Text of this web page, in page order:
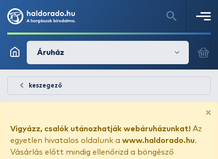
Áruház
keszegező
×
Vigyázz, csalók utánozhatják webáruházunkat! Az
egyetlen hivatalos oldalunk a www.haldorado.hu.
Vásárlás előtt mindig ellenőrizd a böngésző